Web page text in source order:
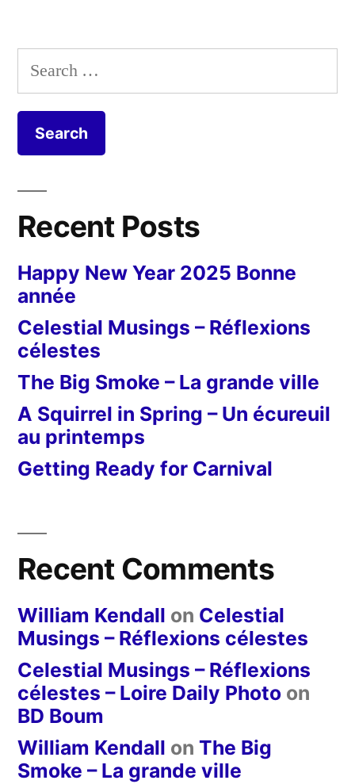
–
autre
Search
for:
Recent Posts
Happy New Year 2025 Bonne
année
Celestial Musings – Réflexions
célestes
The Big Smoke – La grande ville
A Squirrel in Spring – Un écureuil
au printemps
Getting Ready for Carnival
Recent Comments
William Kendall on Celestial
Musings – Réflexions célestes
Celestial Musings – Réflexions
célestes – Loire Daily Photo on
BD Boum
William Kendall on The Big
Smoke – La grande ville